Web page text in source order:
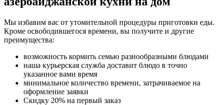
Мы избавим вас от утомительной процедуры приготовки еды.
Кроме освободившегося времени, вы получите и другие
преимущества:
возможность кормить семью разнообразными блюдами
наша курьерская служба доставит блюдо в точно
указанное вами время
минимальное количество времени, затрачиваемое на
оформление заявки
Скидку 20% на первый заказ